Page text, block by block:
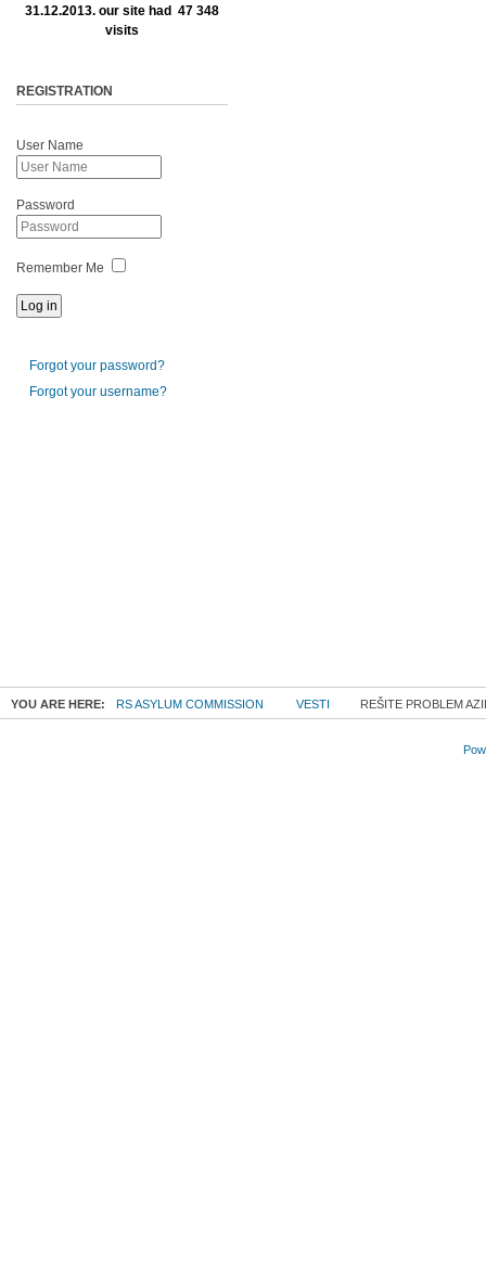
31.12.2013. our site had 47 348
visits
REGISTRATION
User Name
Password
Remember Me
Forgot your password?
Forgot your username?
YOU ARE HERE: RS ASYLUM COMMISSION VESTI REŠITE PROBLEM